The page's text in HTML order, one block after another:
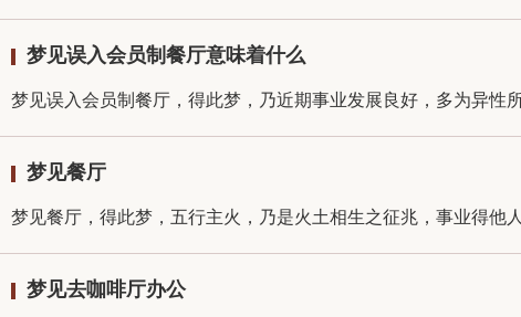
梦见误入会员制餐厅意味着什么
梦见误入会员制餐厅，得此梦，乃近期事业发展良好，多为异性
梦见餐厅
梦见餐厅，得此梦，五行主火，乃是火土相生之征兆，事业得他
梦见去咖啡厅办公